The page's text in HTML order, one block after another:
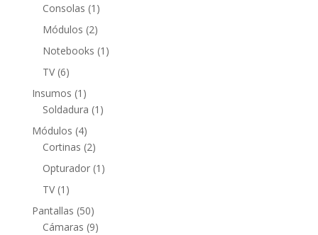
productos
Consolas 1 1
producto
Módulos 22
productos
Notebooks 1 1
TV 66
productos
Insumos 1 1
producto
Soldadura 1 1
Módulos 44
productos
Cortinas 22
productos
Opturador 1 1
TV 1 1
producto
Pantallas 5050
productos
Cámaras 99